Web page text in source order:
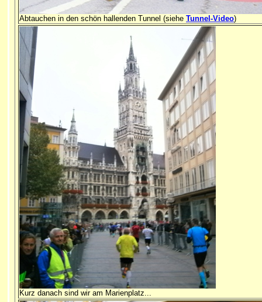
Abtauchen in den schön hallenden Tunnel (siehe Tunnel-Video)
Kurz danach sind wir am Marienplatz...